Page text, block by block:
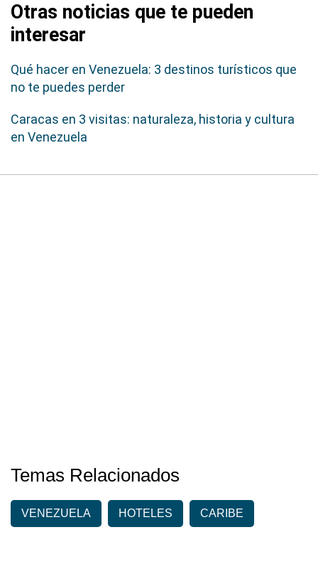
Otras noticias que te pueden
interesar
Qué hacer en Venezuela: 3 destinos turísticos que
no te puedes perder
Caracas en 3 visitas: naturaleza, historia y cultura
en Venezuela
Temas Relacionados
VENEZUELA HOTELES CARIBE